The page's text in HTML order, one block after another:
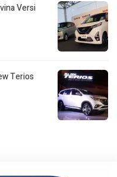
Versi
Terios